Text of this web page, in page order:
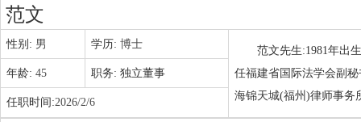
范文
性别: 男 学历: 博士
范文先生:1981年出
任福建省国际法学会副
海锦天城(福州)律师事务
年龄: 45 职务: 独立董事
任职时间:2026/2/6